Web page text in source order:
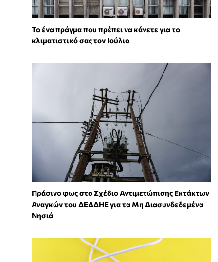
Το ένα πράγμα που πρέπει να κάνετε για το
κλιματιστικό σας τον Ιούλιο
Πράσινο φως στο Σχέδιο Αντιμετώπισης Εκτάκτων
Αναγκών του ΔΕΔΔΗΕ για τα Μη Διασυνδεδεμένα
Νησιά